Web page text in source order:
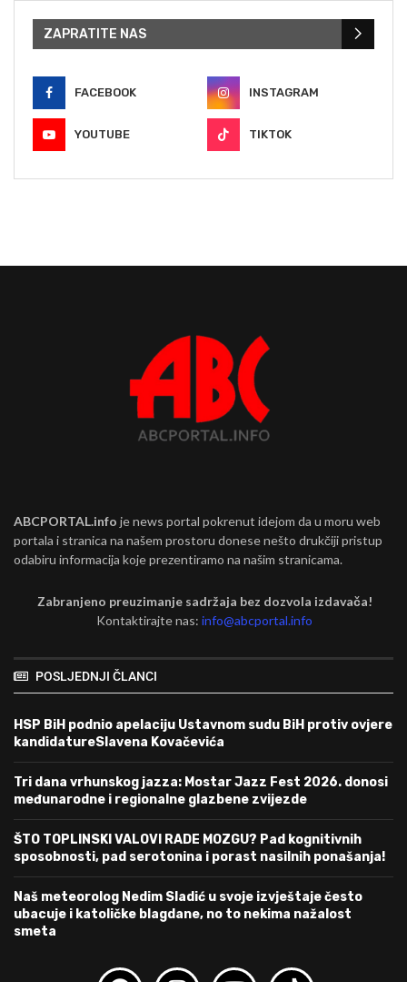
ZAPRATITE NAS
FACEBOOK INSTAGRAM
YOUTUBE TIKTOK
ABCPORTAL.info je news portal pokrenut idejom da u moru web
portala i stranica na našem prostoru donese nešto drukčiji pristup
odabiru informacija koje prezentiramo na našim stranicama.
Zabranjeno preuzimanje sadržaja bez dozvola izdavača!
Kontaktirajte nas:info@abcportal.info
POSLJEDNJI ČLANCI
HSP BiH podnio apelaciju Ustavnom sudu BiH protiv ovjere
kandidatureSlavena Kovačevića
Tri dana vrhunskog jazza: Mostar Jazz Fest 2026. donosi
međunarodne i regionalne glazbene zvijezde
ŠTO TOPLINSKI VALOVI RADE MOZGU? Pad kognitivnih
sposobnosti, pad serotonina i porast nasilnih ponašanja!
Naš meteorolog Nedim Sladić u svoje izvještaje često
ubacuje i katoličke blagdane, no to nekima nažalost
smeta